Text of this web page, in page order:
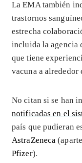
La EMA también
trastornos
estrecha
incluida la agencia
que tiene
vacuna a alrededor
No citan si se han
notificadas en el
país que pudieran
AstraZeneca
Pfizer).